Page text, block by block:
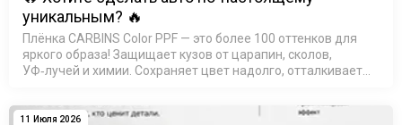
уникальным? 🔥
Плёнка CARBINS Color PPF — это более 100 оттенков для
яркого образа! Защищает кузов от царапин, сколов,
УФ‑лучей и химии. Сохраняет цвет надолго, отталкивает
службы &mdas…
11 Июля 2026